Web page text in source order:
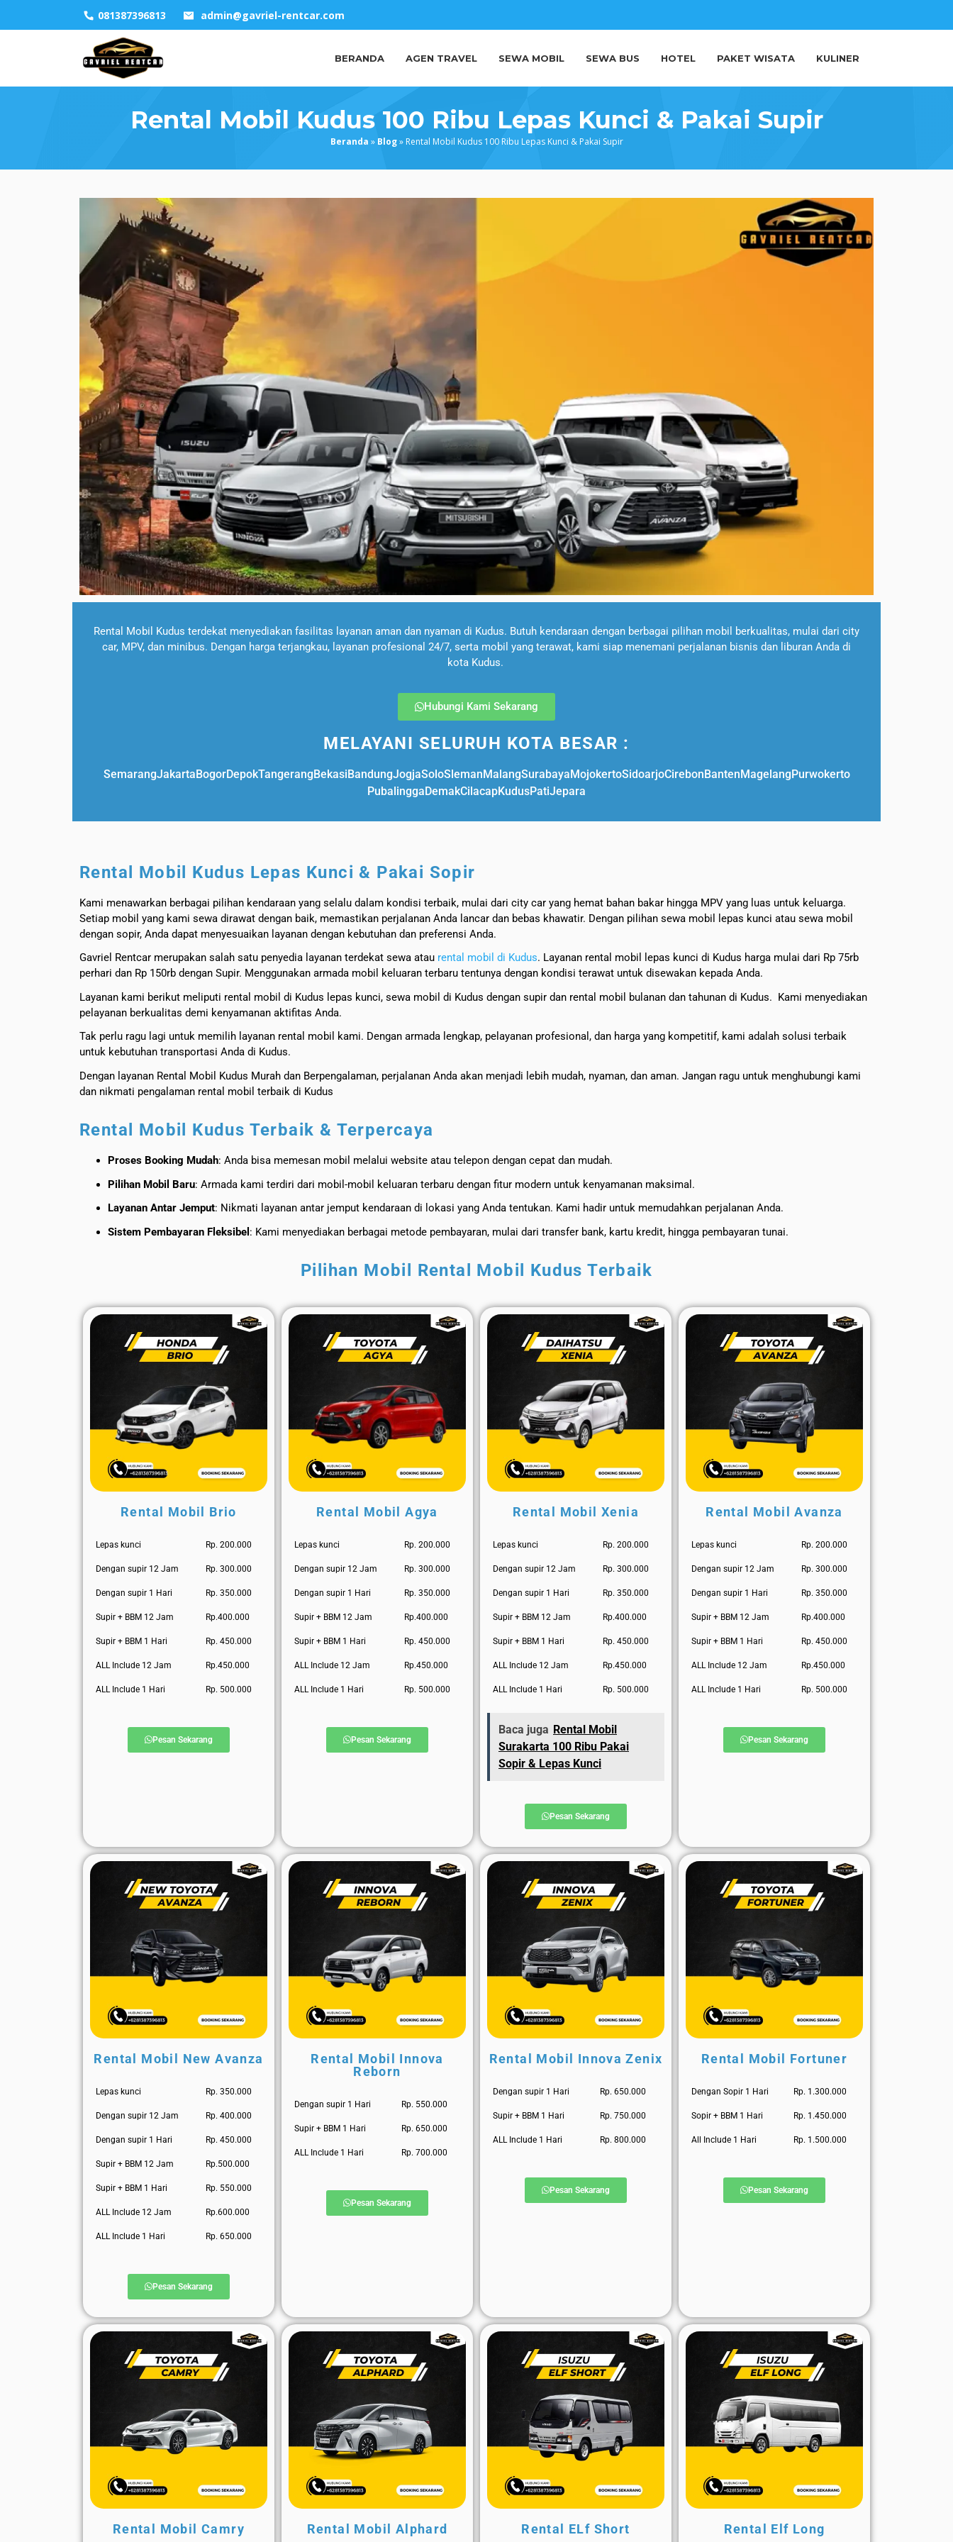
081387396813 admin@gavriel-rentcar.com
BERANDA AGEN TRAVEL SEWA MOBIL SEWA BUS HOTEL PAKET WISATA KULINER
Rental Mobil Kudus 100 Ribu Lepas Kunci & Pakai Supir
Beranda » Blog» Rental Mobil Kudus 100 Ribu Lepas Kunci & Pakai Supir
Rental Mobil Kudus terdekat menyediakan fasilitas layanan aman dan nyaman di Kudus. Butuh kendaraan dengan berbagai pilihan mobil berkualitas, mulai dari city
car, MPV, dan minibus. Dengan harga terjangkau, layanan profesional 24/7, serta mobil yang terawat, kami siap menemani perjalanan bisnis dan liburan Anda di
kota Kudus.
Hubungi Kami Sekarang
MELAYANI SELURUH KOTA BESAR :
SemarangJakartaBogorDepokTangerangBekasiBandungJogjaSoloSlemanMalangSurabayaMojokertoSidoarjoCirebonBantenMagelangPurwokerto
PubalinggaDemakCilacapKudusPatiJepara
Rental Mobil Kudus Lepas Kunci & Pakai Sopir
Kami menawarkan berbagai pilihan kendaraan yang selalu dalam kondisi terbaik, mulai dari city car yang hemat bahan bakar hingga MPV yang luas untuk keluarga.
Setiap mobil yang kami sewa dirawat dengan baik, memastikan perjalanan Anda lancar dan bebas khawatir. Dengan pilihan sewa mobil lepas kunci atau sewa mobil
dengan sopir, Anda dapat menyesuaikan layanan dengan kebutuhan dan preferensi Anda.
Gavriel Rentcar merupakan salah satu penyedia layanan terdekat sewa atau rental mobil di Kudus. Layanan rental mobil lepas kunci di Kudus harga mulai dari Rp 75rb
perhari dan Rp 150rb dengan Supir. Menggunakan armada mobil keluaran terbaru tentunya dengan kondisi terawat untuk disewakan kepada Anda.
Layanan kami berikut meliputi rental mobil di Kudus lepas kunci, sewa mobil di Kudus dengan supir dan rental mobil bulanan dan tahunan di Kudus. Kami menyediakan
pelayanan berkualitas demi kenyamanan aktifitas Anda.
Tak perlu ragu lagi untuk memilih layanan rental mobil kami. Dengan armada lengkap, pelayanan profesional, dan harga yang kompetitif, kami adalah solusi terbaik
untuk kebutuhan transportasi Anda di Kudus.
Dengan layanan Rental Mobil Kudus Murah dan Berpengalaman, perjalanan Anda akan menjadi lebih mudah, nyaman, dan aman. Jangan ragu untuk menghubungi kami
dan nikmati pengalaman rental mobil terbaik di Kudus
Rental Mobil Kudus Terbaik & Terpercaya
Proses Booking Mudah: Anda bisa memesan mobil melalui website atau telepon dengan cepat dan mudah.
Pilihan Mobil Baru: Armada kami terdiri dari mobil-mobil keluaran terbaru dengan fitur modern untuk kenyamanan maksimal.
Layanan Antar Jemput: Nikmati layanan antar jemput kendaraan di lokasi yang Anda tentukan. Kami hadir untuk memudahkan perjalanan Anda.
Sistem Pembayaran Fleksibel : Kami menyediakan berbagai metode pembayaran, mulai dari transfer bank, kartu kredit, hingga pembayaran tunai.
Pilihan Mobil Rental Mobil Kudus Terbaik
Rental Mobil Brio
Lepas kunci Rp. 200.000
Dengan supir 12 Jam Rp. 300.000
Dengan supir 1 Hari Rp. 350.000
Supir + BBM 12 Jam Rp.400.000
Supir + BBM 1 Hari Rp. 450.000
ALL Include 12 Jam Rp.450.000
ALL Include 1 Hari Rp. 500.000
Pesan Sekarang
Rental Mobil Agya
Lepas kunci Rp. 200.000
Dengan supir 12 Jam Rp. 300.000
Dengan supir 1 Hari Rp. 350.000
Supir + BBM 12 Jam Rp.400.000
Supir + BBM 1 Hari Rp. 450.000
ALL Include 12 Jam Rp.450.000
ALL Include 1 Hari Rp. 500.000
Pesan Sekarang
Rental Mobil Xenia
Lepas kunci Rp. 200.000
Dengan supir 12 Jam Rp. 300.000
Dengan supir 1 Hari Rp. 350.000
Supir + BBM 12 Jam Rp.400.000
Supir + BBM 1 Hari Rp. 450.000
ALL Include 12 Jam Rp.450.000
ALL Include 1 Hari Rp. 500.000
Baca juga Rental Mobil
Surakarta 100 Ribu Pakai
Sopir & Lepas Kunci
Pesan Sekarang
Rental Mobil Avanza
Lepas kunci Rp. 200.000
Dengan supir 12 Jam Rp. 300.000
Dengan supir 1 Hari Rp. 350.000
Supir + BBM 12 Jam Rp.400.000
Supir + BBM 1 Hari Rp. 450.000
ALL Include 12 Jam Rp.450.000
ALL Include 1 Hari Rp. 500.000
Pesan Sekarang
Rental Mobil New Avanza
Lepas kunci Rp. 350.000
Dengan supir 12 Jam Rp. 400.000
Dengan supir 1 Hari Rp. 450.000
Supir + BBM 12 Jam Rp.500.000
Supir + BBM 1 Hari Rp. 550.000
ALL Include 12 Jam Rp.600.000
ALL Include 1 Hari Rp. 650.000
Pesan Sekarang
Rental Mobil Innova
Reborn
Dengan supir 1 Hari Rp. 550.000
Supir + BBM 1 Hari Rp. 650.000
ALL Include 1 Hari Rp. 700.000
Pesan Sekarang
Rental Mobil Innova Zenix
Dengan supir 1 Hari Rp. 650.000
Supir + BBM 1 Hari Rp. 750.000
ALL Include 1 Hari Rp. 800.000
Pesan Sekarang
Rental Mobil Fortuner
Dengan Sopir 1 Hari Rp. 1.300.000
Sopir + BBM 1 Hari Rp. 1.450.000
All Include 1 Hari Rp. 1.500.000
Pesan Sekarang
Rental Mobil Camry Rental Mobil Alphard Rental ELf Short Rental Elf Long